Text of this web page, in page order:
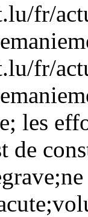
fr/
fr/
les
de